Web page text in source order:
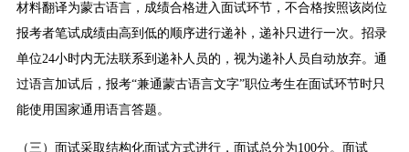
材料翻译为蒙古语言，成绩合格进入面试环节，不合格按照该岗位
报考者笔试成绩由高到低的顺序进行递补，递补只进行一次。招录
单位24小时内无法联系到递补人员的，视为递补人员自动放弃。通
过语言加试后，报考“兼通蒙古语言文字”职位考生在面试环节时只
能使用国家通用语言答题。
（三）面试采取结构化面试方式进行，面试总分为100分。面试